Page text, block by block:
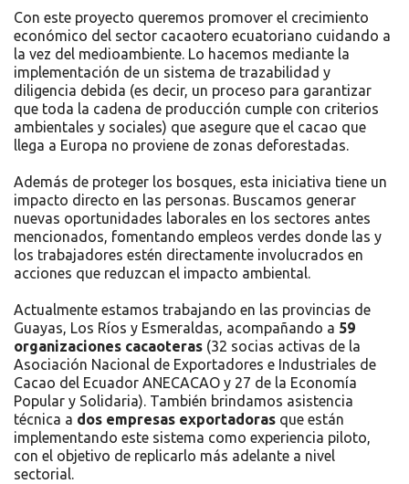
Con este proyecto queremos promover el crecimiento
económico del sector cacaotero ecuatoriano cuidando a
la vez del medioambiente. Lo hacemos mediante la
implementación de un sistema de trazabilidad y
diligencia debida (es decir, un proceso para garantizar
que toda la cadena de producción cumple con criterios
ambientales y sociales) que asegure que el cacao que
llega a Europa no proviene de zonas deforestadas.
Además de proteger los bosques, esta iniciativa tiene un
impacto directo en las personas. Buscamos generar
nuevas oportunidades laborales en los sectores antes
mencionados, fomentando empleos verdes donde las y
los trabajadores estén directamente involucrados en
acciones que reduzcan el impacto ambiental.
Actualmente estamos trabajando en las provincias de
Guayas, Los Ríos y Esmeraldas, acompañando a 59
organizaciones cacaoteras (32 socias activas de la
Asociación Nacional de Exportadores e Industriales de
Cacao del Ecuador ANECACAO y 27 de la Economía
Popular y Solidaria). También brindamos asistencia
técnica a dos empresas exportadoras que están
implementando este sistema como experiencia piloto,
con el objetivo de replicarlo más adelante a nivel
sectorial.